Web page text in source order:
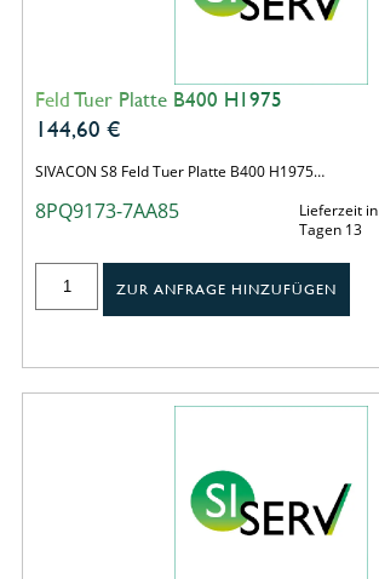
Feld Tuer Platte B400 H1975
144,60 €
SIVACON S8 Feld Tuer Platte B400 H1975…
8PQ9173-7AA85
Lieferzeit in
Tagen 13
ZUR ANFRAGE HINZUFÜGEN